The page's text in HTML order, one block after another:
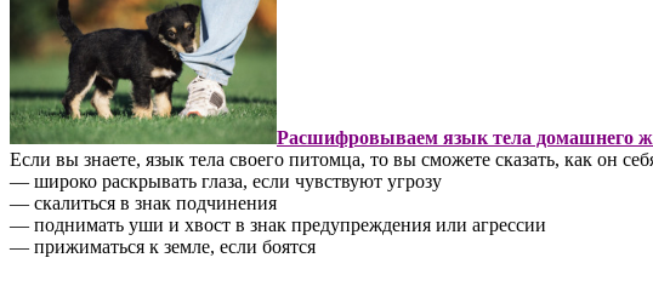
Расшифровываем язык тела домашнего
Если вы знаете, язык тела своего питомца, то вы сможете сказать, как он
— широко раскрывать глаза, если чувствуют угрозу
— скалиться в знак подчинения
— поднимать уши и хвост в знак предупреждения или агрессии
— прижиматься к земле, если боятся